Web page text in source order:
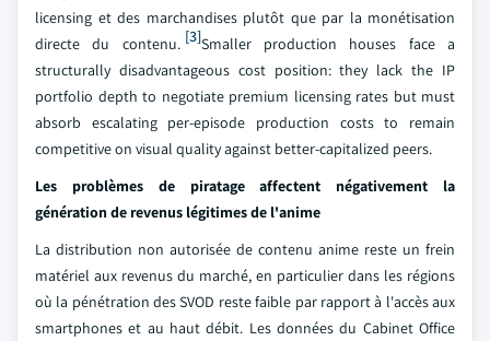
licensing et des marchandises plutôt que par la monétisation
directe du contenu. [3]Smaller production houses face a
structurally disadvantageous cost position: they lack the IP
portfolio depth to negotiate premium licensing rates but must
absorb escalating per-episode production costs to remain
competitive on visual quality against better-capitalized peers.
Les problèmes de piratage affectent négativement la
génération de revenus légitimes de l'anime
La distribution non autorisée de contenu anime reste un frein
matériel aux revenus du marché, en particulier dans les régions
où la pénétration des SVOD reste faible par rapport à l'accès aux
smartphones et au haut débit. Les données du Cabinet Office